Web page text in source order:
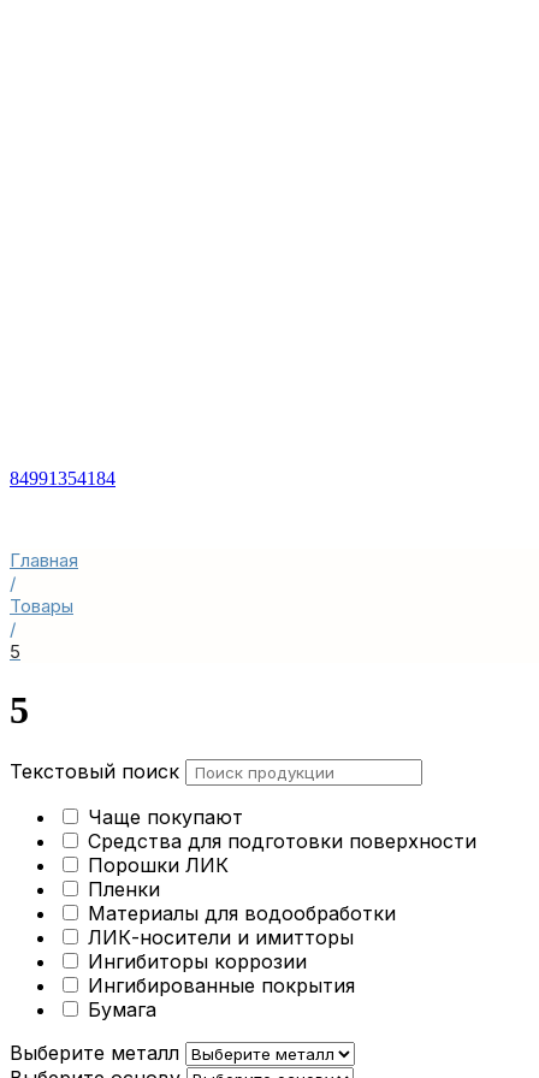
84991354184
Главная
/
Товары
/
5
5
Текстовый поиск
Чаще покупают
Средства для подготовки поверхности
Порошки ЛИК
Пленки
Материалы для водообработки
ЛИК-носители и имитторы
Ингибиторы коррозии
Ингибированные покрытия
Бумага
Выберите металл